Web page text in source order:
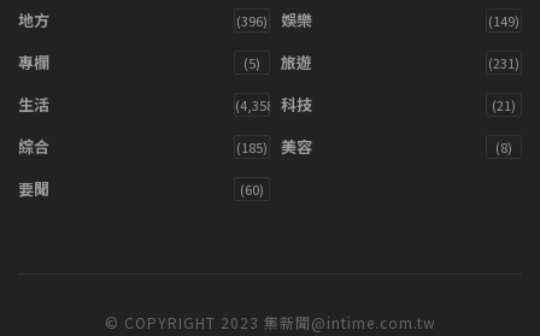
地方 (396) 娛樂 (149)
專欄 (5) 旅遊 (231)
生活 (4,358) 科技 (21)
綜合 (185) 美容 (8)
要聞 (60)
© COPYRIGHT 2023 集新聞@intime.com.tw